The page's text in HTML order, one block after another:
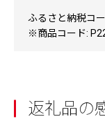
ふるさと納税コ
※商品コード:
返礼品の